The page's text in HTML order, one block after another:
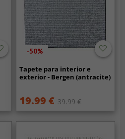
-50%
Tapete para interior e
exterior - Bergen (antracite)
19.99 € 39.99 €